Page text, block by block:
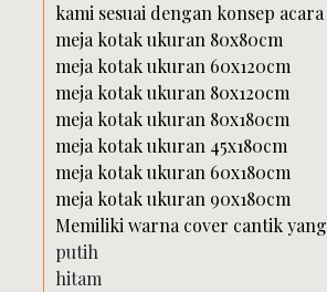
kami sesuai dengan konsep
meja kotak ukuran 80x80cm
meja kotak ukuran 60x120cm
meja kotak ukuran 80x120cm
meja kotak ukuran 80x180cm
meja kotak ukuran 45x180cm
meja kotak ukuran 60x180cm
meja kotak ukuran 90x180cm
Memiliki warna cover cantik
putih
hitam